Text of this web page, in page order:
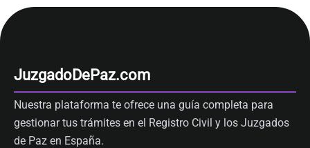
JuzgadoDePaz.com
Nuestra plataforma te ofrece una guía completa para
gestionar tus trámites en el Registro Civil y los Juzgados
de Paz en España.